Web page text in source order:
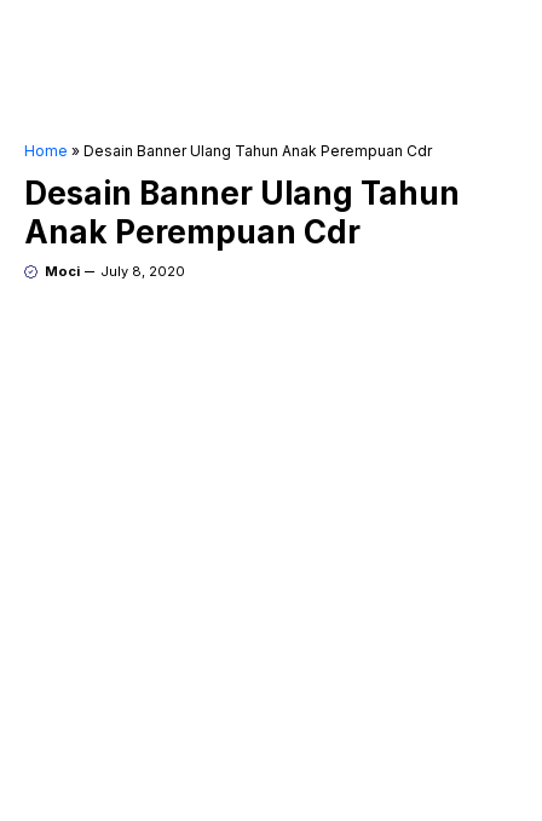
Home » Desain Banner Ulang Tahun Anak Perempuan Cdr
Desain Banner Ulang Tahun
Anak Perempuan Cdr
Moci July 8, 2020